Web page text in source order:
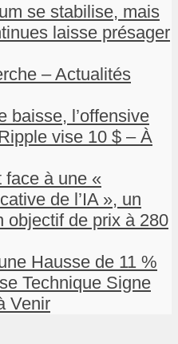
se stabilise, mais
laisse présager
– Actualités
baisse, l’offensive
vise 10 $ – À
face à une «
de l’IA », un
objectif de prix à 280
Hausse de 11 %
Technique Signe
Venir